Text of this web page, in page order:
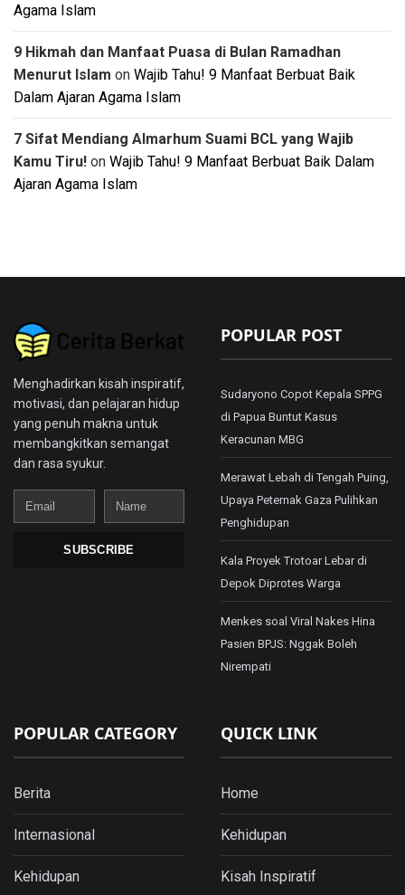
Agama Islam
9 Hikmah dan Manfaat Puasa di Bulan Ramadhan
Menurut Islam on Wajib Tahu! 9 Manfaat Berbuat Baik
Dalam Ajaran Agama Islam
7 Sifat Mendiang Almarhum Suami BCL yang Wajib
Kamu Tiru! on Wajib Tahu! 9 Manfaat Berbuat Baik Dalam
Ajaran Agama Islam
Menghadirkan kisah inspiratif,
motivasi, dan pelajaran hidup
yang penuh makna untuk
membangkitkan semangat
dan rasa syukur.
Email
Name
SUBSCRIBE
POPULAR POST
Sudaryono Copot Kepala SPPG
di Papua Buntut Kasus
Keracunan MBG
Merawat Lebah di Tengah Puing,
Upaya Peternak Gaza Pulihkan
Penghidupan
Kala Proyek Trotoar Lebar di
Depok Diprotes Warga
Menkes soal Viral Nakes Hina
Pasien BPJS: Nggak Boleh
Nirempati
POPULAR CATEGORY
Berita
Internasional
Kehidupan
QUICK LINK
Home
Kehidupan
Kisah Inspiratif